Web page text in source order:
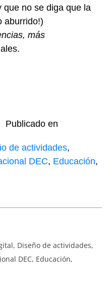
que no se diga que la
aburrido!)
más
Publicado en
de actividades,
DEC, Educación,
, Diseño de actividades,
DEC, Educación,